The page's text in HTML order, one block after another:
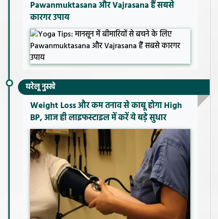
Pawanmuktasana और Vajrasana हैं सबसे
कारगर उपाय
घरेलू नुस्खे
Weight Loss और कम तनाव से काबू होगा High
BP, आज ही लाइफस्टाइल में करें ये बड़े सुधार